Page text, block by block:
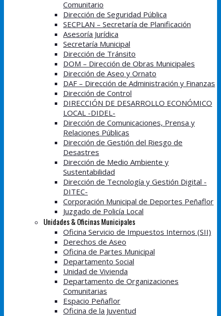
Comunitario
Dirección de Seguridad Pública
SECPLAN – Secretaría de Planificación
Asesoría Jurídica
Secretaría Municipal
Dirección de Tránsito
DOM – Dirección de Obras Municipales
Dirección de Aseo y Ornato
DAF – Dirección de Administración y Finanzas
Dirección de Control
DIRECCIÓN DE DESARROLLO ECONÓMICO
LOCAL -DIDEL-
Dirección de Comunicaciones, Prensa y
Relaciones Públicas
Dirección de Gestión del Riesgo de
Desastres
Dirección de Medio Ambiente y
Sustentabilidad
Dirección de Tecnología y Gestión Digital -
DITEC-
Corporación Municipal de Deportes Peñaflor
Juzgado de Policía Local
Unidades & Oficinas Municipales
Oficina Servicio de Impuestos Internos (SII)
Derechos de Aseo
Oficina de Partes Municipal
Departamento Social
Unidad de Vivienda
Departamento de Organizaciones
Comunitarias
Espacio Peñaflor
Oficina de la Juventud